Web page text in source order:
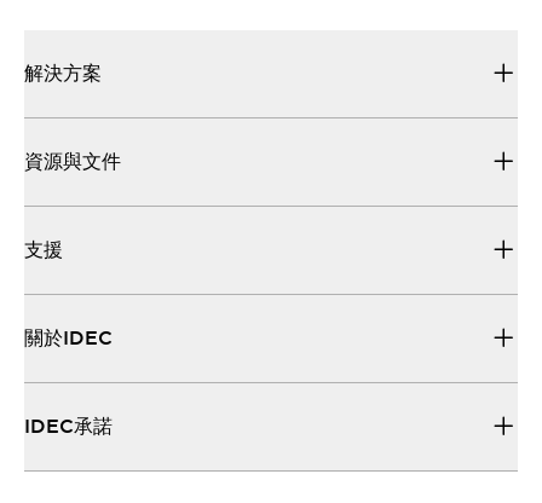
解決方案
資源與文件
支援
關於IDEC
IDEC承諾